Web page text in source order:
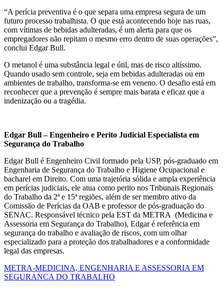
“A perícia preventiva é o que separa uma empresa segura de um
futuro processo trabalhista. O que está acontecendo hoje nas ruas,
com vítimas de bebidas adulteradas, é um alerta para que os
empregadores não repitam o mesmo erro dentro de suas operações”,
conclui Edgar Bull.
O metanol é uma substância legal e útil, mas de risco altíssimo.
Quando usado sem controle, seja em bebidas adulteradas ou em
ambientes de trabalho, transforma-se em veneno. O desafio está em
reconhecer que a prevenção é sempre mais barata e eficaz que a
indenização ou a tragédia.
Edgar Bull – Engenheiro e Perito Judicial Especialista em
Segurança do Trabalho
Edgar Bull é Engenheiro Civil formado pela USP, pós-graduado em
Engenharia de Segurança do Trabalho e Higiene Ocupacional e
bacharel em Direito. Com uma trajetória sólida e ampla experiência
em perícias judiciais, ele atua como perito nos Tribunais Regionais
do Trabalho da 2ª e 15ª regiões, além de ser membro ativo da
Comissão de Perícias da OAB e professor de pós-graduação do
SENAC. Responsável técnico pela EST da METRA (Medicina e
Assessoria em Segurança do Trabalho), Edgar é referência em
segurança do trabalho e avaliação de riscos, com um olhar
especializado para a proteção dos trabalhadores e a conformidade
legal das empresas.
METRA-MEDICINA, ENGENHARIA E ASSESSORIA EM
SEGURANCA DO TRABALHO